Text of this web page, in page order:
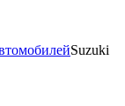
Suzuki